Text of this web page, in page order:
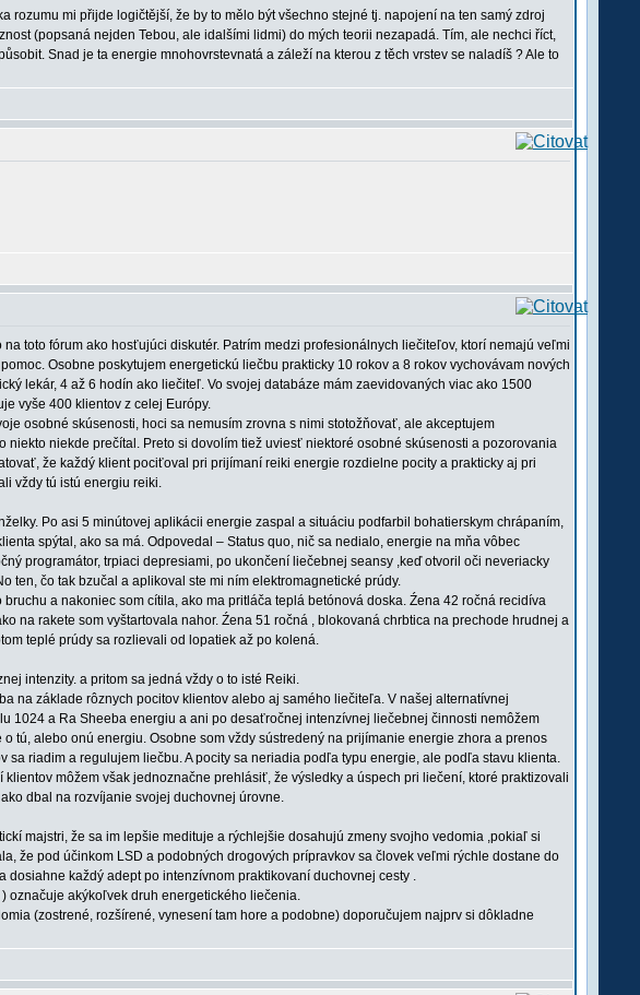
mi přijde logičtější, že by to mělo být všechno stejné tj. napojení na ten samý zdroj
(popsaná nejden Tebou, ale idalšími lidmi) do mých teorii nezapadá. Tím, ale nechci říct,
Snad je ta energie mnohovrstevnatá a záleží na kterou z těch vrstev se naladíš ? Ale to
toto fórum ako hosťujúci diskutér. Patrím medzi profesionálnych liečiteľov, ktorí nemajú veľmi
Osobne poskytujem energetickú liečbu prakticky 10 rokov a 8 rokov vychovávam nových
lekár, 4 až 6 hodín ako liečiteľ. Vo svojej databáze mám zaevidovaných viac ako 1500
vyše 400 klientov z celej Európy.
osobné skúsenosti, hoci sa nemusím zrovna s nimi stotožňovať, ale akceptujem
niekde prečítal. Preto si dovolím tiež uviesť niektoré osobné skúsenosti a pozorovania
že každý klient pociťoval pri prijímaní reiki energie rozdielne pocity a prakticky aj pri
vždy tú istú energiu reiki.
Po asi 5 minútovej aplikácii energie zaspal a situáciu podfarbil bohatierskym chrápaním,
spýtal, ako sa má. Odpovedal – Status quo, nič sa nedialo, energie na mňa vôbec
programátor, trpiaci depresiami, po ukončení liečebnej seansy ,keď otvoril oči neveriacky
ten, čo tak bzučal a aplikoval ste mi ním elektromagnetické prúdy.
a nakoniec som cítila, ako ma pritláča teplá betónová doska. Źena 42 ročná recidíva
na rakete som vyštartovala nahor. Źena 51 ročná , blokovaná chrbtica na prechode hrudnej a
teplé prúdy sa rozlievali od lopatiek až po kolená.
intenzity. a pritom sa jedná vždy o to isté Reiki.
na základe rôznych pocitov klientov alebo aj samého liečiteľa. V našej alternatívnej
1024 a Ra Sheeba energiu a ani po desaťročnej intenzívnej liečebnej činnosti nemôžem
tú, alebo onú energiu. Osobne som vždy sústredený na prijímanie energie zhora a prenos
riadim a regulujem liečbu. A pocity sa neriadia podľa typu energie, ale podľa stavu klienta.
môžem však jednoznačne prehlásiť, že výsledky a úspech pri liečení, ktoré praktizovali
dbal na rozvíjanie svojej duchovnej úrovne.
majstri, že sa im lepšie medituje a rýchlejšie dosahujú zmeny svojho vedomia ,pokiaľ si
že pod účinkom LSD a podobných drogových prípravkov sa človek veľmi rýchle dostane do
každý adept po intenzívnom praktikovaní duchovnej cesty .
označuje akýkoľvek druh energetického liečenia.
(zostrené, rozšírené, vynesení tam hore a podobne) doporučujem najprv si dôkladne